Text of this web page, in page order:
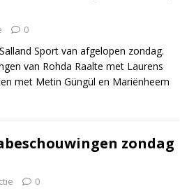
0
Sport van afgelopen zondag.
van Rohda Raalte met Laurens
met Metin Güngül en Mariënheem
zondag
0